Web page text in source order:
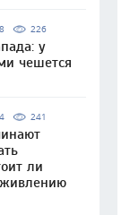
226
у
чешется
241
ли